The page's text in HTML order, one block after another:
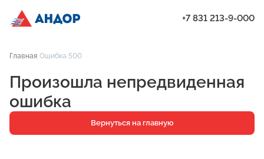
Проекты
Квартиры
Паркинг
Кладовые
+7 831 213-9-000
Главная Ошибка 500
Произошла непредвиденная
ошибка
Вернуться на главную